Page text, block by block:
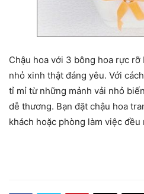
Chậu hoa với 3 bông hoa rực
nhỏ xinh thật đáng yêu. Với
tỉ mỉ từ những mảnh vải nhỏ
dễ thương. Bạn đặt chậu hoa
khách hoặc phòng làm việc đều